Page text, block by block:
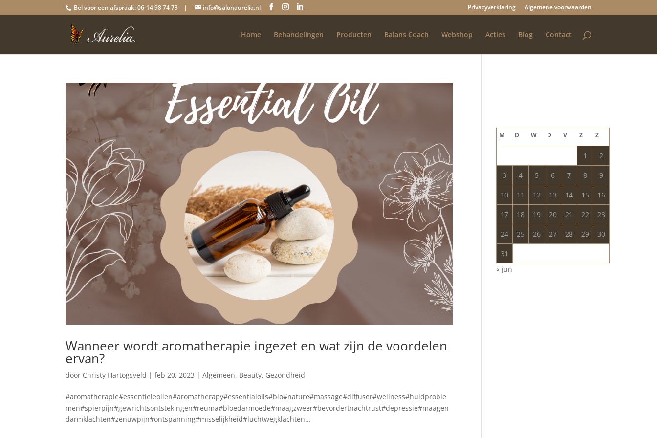
Bel voor een afspraak: 06-14 98 74 73 | info@salonaurelia.nl Privacyverklaring Algemene voorwaarden
Home Behandelingen Producten Balans Coach Webshop Acties Blog Contact
Wanneer wordt aromatherapie ingezet en wat zijn de voordelen
ervan?
door Christy Hartogsveld |feb 20, 2023 |Algemeen, Beauty, Gezondheid
#aromatherapie#essentieleolien#aromatherapy#essentialoils#bio#nature#massage#diffuser#wellness#huidproble
men#spierpijn#gewrichtsontstekingen#reuma#bloedarmoede#maagzweer#bevordertnachtrust#depressie#maagen
darmklachten#zenuwpijn#ontspanning#misselijkheid#luchtwegklachten...
M D W D V Z Z
1 2
3 4 5 6 7 8 9
10 11 12 13 14 15 16
17 18 19 20 21 22 23
24 25 26 27 28 29 30
31
« jun